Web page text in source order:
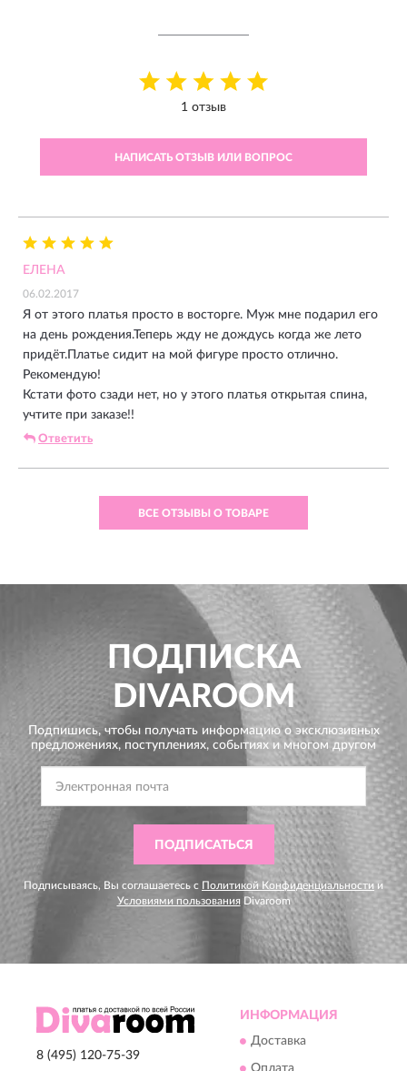
1 отзыв
НАПИСАТЬ ОТЗЫВ ИЛИ ВОПРОС
ЕЛЕНА
06.02.2017
Я от этого платья просто в восторге. Муж мне подарил его
на день рождения.Теперь жду не дождусь когда же лето
придёт.Платье сидит на мой фигуре просто отлично.
Рекомендую!
Кстати фото сзади нет, но у этого платья открытая спина,
учтите при заказе!!
Ответить
ВСЕ ОТЗЫВЫ О ТОВАРЕ
ПОДПИСКА
DIVAROOM
Подпишись, чтобы получать информацию о эксклюзивных
предложениях, поступлениях, событиях и многом другом
ПОДПИСАТЬСЯ
Подписываясь, Вы соглашаетесь с Политикой Конфиденциальности и
Условиями пользования Divaroom
8 (495) 120-75-39
ИНФОРМАЦИЯ
Доставка